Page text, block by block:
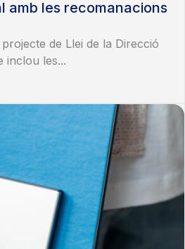
amb les recomanacions
de Llei de la Direcció
inclou les...